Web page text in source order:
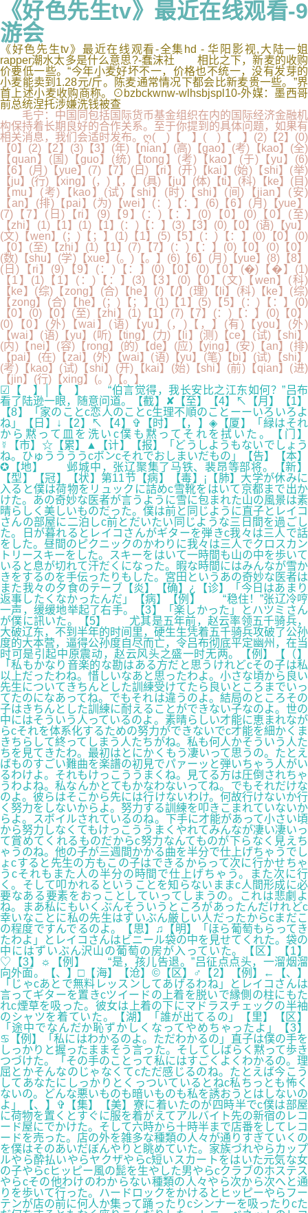
《好色先生tv》最近在线观看-9
游会
《好色先生tv》最近在线观看-全集hd - 华阳影视,大陆一姐
rapper潮水太多是什么意思?-蠢沫社 相比之下，新麦的收购
价要低一些。“今年小麦好坏不一，价格也不统一，没有发芽的
小麦能卖到1.28元/斤。陈麦通常情况下都会比新麦贵一些。”界
首上述小麦收购商称。⊙bzbckwnw-wlhsbjspl10-外媒：墨西哥
前总统涅托涉嫌洗钱被查
毛宁：中国同包括国际货币基金组织在内的国际经济金融机
构保持着长期良好的合作关系。至于你提到的具体问题，如果有
相关消息，我们会适时发布。ღ( )【 】( )【 】(2)【2】(0)
【0】(2)【2】(3)【3】(年)【nian】(高)【gao】(考)【kao】(全)
【quan】(国)【guo】(统)【tong】(考)【kao】(于)【yu】(6)
【6】(月)【yue】(7)【7】(日)【ri】(开)【kai】(始)【shi】(举)
【ju】(行)【xing】(，)【，】(具)【ju】(体)【ti】(科)【ke】(目)
【mu】(考)【kao】(试)【shi】(时)【shi】(间)【jian】(安)
【an】(排)【pai】(为)【wei】(：)【：】(6)【6】(月)【yue】
(7)【7】(日)【ri】(9)【9】(：)【：】(0)【0】(0)【0】(至)
【zhi】(1)【1】(1)【1】(：)【：】(3)【3】(0)【0】(语)【yu】
(文)【wen】(；)【；】(1)【1】(5)【5】(：)【：】(0)【0】(0)
【0】(至)【zhi】(1)【1】(7)【7】(：)【：】(0)【0】(0)【0】
(数)【shu】(学)【xue】(。)【。】(6)【6】(月)【yue】(8)【8】
(日)【ri】(9)【9】(：)【：】(0)【0】(0)【0】(�)【�】(1)
【1】(1)【1】(：)【：】(3)【3】(0)【0】(文)【wen】(科)
【ke】(综)【zong】(合)【he】(/)【/】(理)【li】(科)【ke】(综)
【zong】(合)【he】(；)【；】(1)【1】(5)【5】(：)【：】(0)
【0】(0)【0】(至)【zhi】(1)【1】(7)【7】(：)【：】(0)【0】
(0)【0】(外)【wai】(语)【yu】(，)【，】(有)【you】(外)
【wai】(语)【yu】(听)【ting】(力)【li】(测)【ce】(试)【shi】
(内)【nei】(容)【rong】(的)【de】(应)【ying】(安)【an】(排)
【pai】(在)【zai】(外)【wai】(语)【yu】(笔)【bi】(试)【shi】
(考)【kao】(试)【shi】(开)【kai】(始)【shi】(前)【qian】(进)
【jin】(行)【xing】(。)【。】
☑【 】│【 】 “伯言觉得，我长安比之江东如何？”吕布
看了陆逊一眼，随意问道。【截】✘【至】【4】↖【月】【1】
【8】「家のことc恋人のことc生理不順のことーーいろいろよ
ね」【日】↓【2】↖【4】✞【时】【，】◈【厦】「緑はそれ
から黙って皿を洗いc僕も黙ってそれを拭いた。【门】
☿【市】☆【累】▲【计】【报】「どうしようもないでしょう
ね。ひゅううううcボンcそれでおしまいだもの」【告】【本】
✪【地】 邺城中，张辽聚集了马铁、裴昂等部将。【新】
【型】【冠】【状】第11节【病】【毒】¡【肺】大学が休みに
入ると僕は荷物をリュックに詰めc雪靴をはいて京都まで出か
けた。あの奇妙な医者が言うように雪に包まれた山の風景は素
晴らしく美しいものだった。僕は前と同じように直子とレイコ
さんの部屋に二泊しc前とだいたい同じような三日間を過ごし
た。日が暮れるとレイコさんがギターを弾きc我々は三人で話
をした。昼間のピクニックのかわりに我々は三人でクロスカン
トリースキーをした。スキーをはいて一時間も山の中を歩いて
いると息が切れて汗だくになった。暇な時間にはみんなが雪か
きをするのを手伝ったりもした。宮田というあの奇妙な医者は
また我々の夕食のテーブ【炎】【确】¿【诊】「今日はあまり
返事したくなかったんだ」【病】【例】 “稳住！”张辽冷哼
一声，缓缓地举起了右手。【3】「楽しかった」とハツミさん
が僕に訊いた。【5】 尤其是五年前，赵云率领五千骑兵，
大破辽东，不到半年的时间里，硬生生凭着五千骑兵攻破了公孙
度的大本营，逼得公孙度自尽而亡，令吕布彻底平定幽州，在当
时可是引起中原震动，赵云风头之盛一时无两。【例】【（】
「私もかなり音楽的な勘はある方だと思うけれどcその子は私
以上だったわね。惜しいなあと思ったわよ。小さな頃から良い
先生についてきちんとした訓練受けてたら良いところまでいっ
てたのになあってね。でもそれは違うのよ。結局のところその
子はきちんとした訓練に耐えることができない子なのよ。世の
中にはそういう人っているのよ。素晴らしい才能に恵まれなが
らcそれを体系化するための努力ができないでc才能を細かくま
きちらして終ってしまう人たちがね。私も何人かそういう人た
ちを見てきたわ。最初はとにかくもう凄いって思うの。たとえ
ばものすごい難曲を楽譜の初見でパァーッと弾いちゃう人がい
るわけよ。それもけっこううまくね。見てる方は圧倒されちゃ
うわよね。私なんかとてもかなわないってね。でもそれだけな
のよ。彼らはそこから先には行けないわけ。何故行けないか行
く努力をしないからよ。努力する訓練を叩きこまれていないか
らよ。スボイルされているのね。下手に才能があって小さい頃
から努力しなくてもけっこううまくやれてみんなが凄い凄いっ
て賞めてくれるものだからc努力なんてものが下らなく見えち
ゃうのね。他の子が三週間かかる曲を半分で仕上げちゃうでし
ょcすると先生の方もこの子はできるからって次に行かせちゃ
うcそれもまた人の半分の時間で仕上げちゃう。また次に行
く。そして叩かれるということを知らないままc人間形成に必
要なある要素をおっことしていってしまうの。これは悲劇よ
ね。まあ私にもいくぶんそういうところがあったんだけれどc
幸いなことに私の先生はずいぶん厳しい人だったからcまだこ
の程度ですんでるのよ。【思】♫【明】「ほら葡萄もらってき
たわよ」とレイコさんはビニール袋の中を見せてくれた。袋の
中にはずいぶん沢山の葡萄の房が入っていた。【区】【1】
♡【3】☼【例】 “是，孩儿告退。”吕征点点头，一溜烟溜
向外面。【、】□【海】【沧】©【区】♂【2】【例】←【、】
「じゃcあとで無料レッスンしてあげるわね」とレイコさんは
言ってギターを置きcツイードの上着を脱いで縁側の柱にもた
れc煙草を吸った。彼女は上着の下にマドラスチェックの半袖
のシャツを着ていた。【湖】「誰が出てるの」【里】【区】
「途中でなんだか恥ずかしくなってやめちゃったよ」【3】
♋【例】「私にはわかるのよ。ただわかるの」直子は僕の手を
しっかりと握ったままそう言った。そしてしばらく黙って歩き
つづけた。「その手のことって私にはすごくよくわかるの。理
屈とかそんなのじゃなくてcただ感じるのね。たとえば今こう
してあなたにしっかりとくっついているとねc私ちっとも怖く
ないの。どんな悪いものも暗いものも私を誘おうとはしないの
よ」【、】✞【集】【美】寮に着いたのが四時半でc僕は部屋
に荷物を置くとすぐに服を着がえてアルバイト先の新宿のレコ
ード屋にでかけた。そして六時から十時半まで店番をしてレコ
ードを売った。店の外を雑多な種類の人々が通りすぎていくの
を僕はそのあいだぼんやりと眺めていた。家族づれやらカップ
ルやら酔払いやらヤクザやらc短いスカートをはいた元気な女
の子やらcヒッピー風の髭を生やした男やらcクラブのホステス
やらcその他わけのわからない種類の人々やら次から次へと通
りを歩いて行った。ハードロックをかけるとヒッピーやらフー
テンが店の前に何人か集って踊ったりcシンナーを吸ったりcた